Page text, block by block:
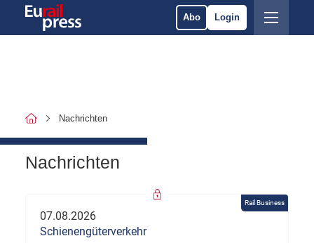
Abo Login
Nachrichten
Nachrichten
Rail Business
07.08.2026
Schienengüterverkehr